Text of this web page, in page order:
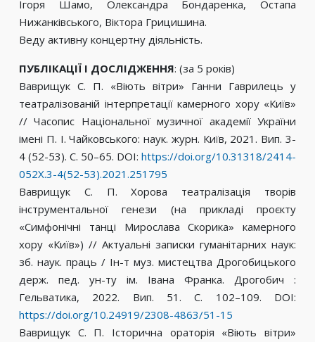
Ігоря Шамо, Олександра Бондаренка, Остапа
Нижанківського, Віктора Грицишина.
Веду активну концертну діяльність.
ПУБЛІКАЦІЇ І ДОСЛІДЖЕННЯ: (за 5 років)
Ваврищук С. П. «Віють вітри» Ганни Гаврилець у
театралізованій інтерпретації камерного хору «Київ»
// Часопис Національної музичної академії України
імені П. І. Чайковського: наук. журн. Київ, 2021. Вип. 3-
4 (52-53). С. 50–65. DOI: https://doi.org/10.31318/2414-
052X.3-4(52-53).2021.251795
Ваврищук С. П. Хорова театралізація творів
інструментальної генези (на прикладі проєкту
«Симфонічні танці Мирослава Скорика» камерного
хору «Київ») // Актуальні записки гуманітарних наук:
зб. наук. праць / Ін-т муз. мистецтва Дрогобицького
держ. пед. ун-ту ім. Івана Франка. Дрогобич :
Гельватика, 2022. Вип. 51. С. 102–109. DOI:
https://doi.org/10.24919/2308-4863/51-15
Ваврищук С. П. Історична ораторія «Віють вітри»